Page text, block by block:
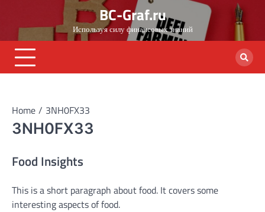
content
BC-Graf.ru
Используя силу финансовых знаний
Home 3NH0FX33
3NH0FX33
Food Insights
This is a short paragraph about food. It covers some
interesting aspects of food.